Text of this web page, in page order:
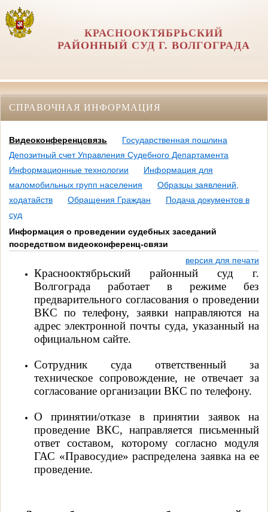
КРАСНООКТЯБРЬСКИЙ
РАЙОННЫЙ СУД Г. ВОЛГОГРАДА
СПРАВОЧНАЯ ИНФОРМАЦИЯ
Видеоконференцсвязь
Государственная пошлина
Депозитный счет Управления Судебного Департамента
Информационные технологии
Информация для
маломобильных групп населения
Образцы заявлений,
ходатайств
Обращения Граждан
Подача документов в
суд
Информация о проведении судебных заседаний
посредством видеоконференц-связи
версия для печати
Краснооктябрьский районный суд г.
Волгограда работает в режиме без
предварительного согласования о проведении
ВКС по телефону, заявки направляются на
адрес электронной почты суда, указанный на
официальном сайте.
Сотрудник суда ответственный за
техническое сопровождение, не отвечает за
согласование организации ВКС по телефону.
О принятии/отказе в принятии заявок на
проведение ВКС, направляется письменный
ответ составом, которому согласно модуля
ГАС «Правосудие» распределена заявка на ее
проведение.